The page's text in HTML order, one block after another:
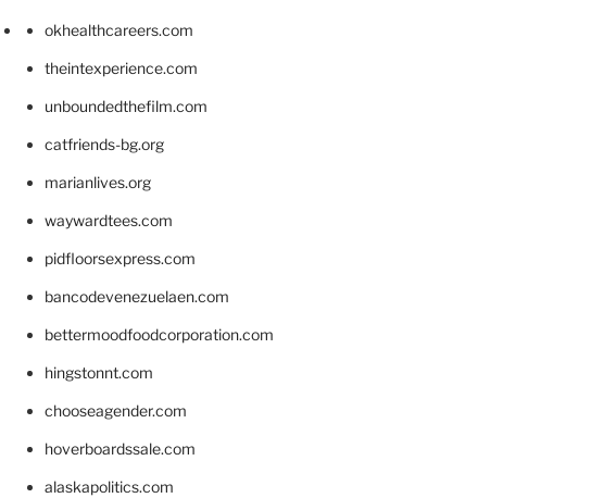
okhealthcareers.com
theintexperience.com
unboundedthefilm.com
catfriends-bg.org
marianlives.org
waywardtees.com
pidfloorsexpress.com
bancodevenezuelaen.com
bettermoodfoodcorporation.com
hingstonnt.com
chooseagender.com
hoverboardssale.com
alaskapolitics.com